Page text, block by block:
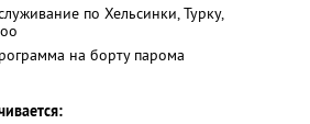
по Хельсинки, Турку,
на борту парома